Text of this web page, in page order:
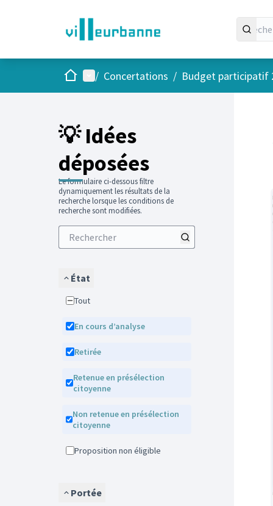
AccueilMenu principal
/ Concertations / Budget participatif
💡 Idées
déposées
Le formulaire ci-dessous filtre
dynamiquement les résultats de la
recherche lorsque les conditions de
recherche sont modifiées.
État
Tout
En cours d’analyse
Retirée
Retenue en présélection
citoyenne
Non retenue en présélection
citoyenne
Proposition non éligible
Portée